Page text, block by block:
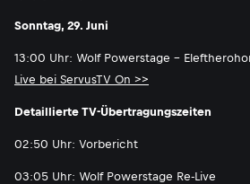
Sonntag, 29. Juni
13:00 Uhr: Wolf Powerstage -
Live bei ServusTV On >>
Detaillierte TV-Übertragungszeiten
02:50 Uhr: Vorbericht
03:05 Uhr: Wolf Powerstage Re-Live